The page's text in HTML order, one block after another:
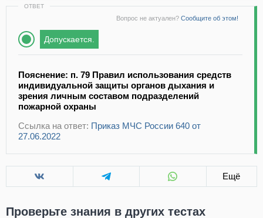
ОТВЕТ
Вопрос не актуален? Сообщите об этом!
Допускается.
Пояснение: п. 79 Правил использования средств
индивидуальной защиты органов дыхания и
зрения личным составом подразделений
пожарной охраны
Ссылка на ответ: Приказ МЧС России 640 от
27.06.2022
Ещё
Проверьте знания в других тестах